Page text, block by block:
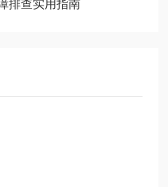
排查实用指南